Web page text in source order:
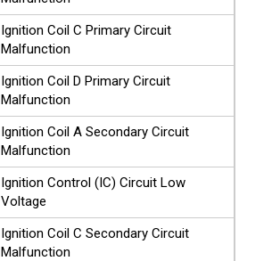
Ignition Coil C Primary Circuit
Malfunction
Ignition Coil D Primary Circuit
Malfunction
Ignition Coil A Secondary Circuit
Malfunction
Ignition Control (IC) Circuit Low
Voltage
Ignition Coil C Secondary Circuit
Malfunction